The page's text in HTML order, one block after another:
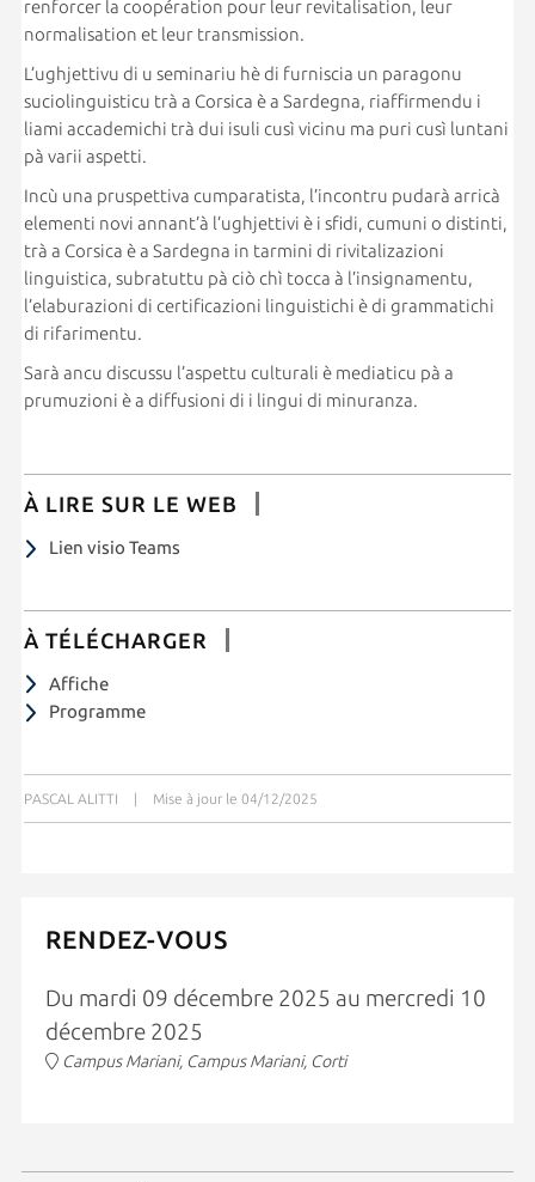
renforcer la coopération pour leur revitalisation, leur
normalisation et leur transmission.
L’ughjettivu di u seminariu hè di furniscia un paragonu
suciolinguisticu trà a Corsica è a Sardegna, riaffirmendu i
liami accademichi trà dui isuli cusì vicinu ma puri cusì luntani
pà varii aspetti.
Incù una pruspettiva cumparatista, l’incontru pudarà arricà
elementi novi annant’à l’ughjettivi è i sfidi, cumuni o distinti,
trà a Corsica è a Sardegna in tarmini di rivitalizazioni
linguistica, subratuttu pà ciò chì tocca à l’insignamentu,
l’elaburazioni di certificazioni linguistichi è di grammatichi
di rifarimentu.
Sarà ancu discussu l’aspettu culturali è mediaticu pà a
prumuzioni è a diffusioni di i lingui di minuranza.
À LIRE SUR LE WEB
Lien visio Teams
À TÉLÉCHARGER
Affiche
Programme
PASCAL ALITTI | Mise à jour le 04/12/2025
RENDEZ-VOUS
Du mardi 09 décembre 2025 au mercredi 10
décembre 2025
Campus Mariani, Campus Mariani, Corti